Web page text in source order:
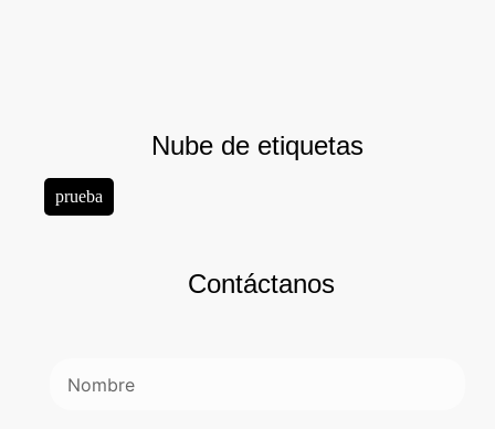
Nube de etiquetas
prueba
Contáctanos